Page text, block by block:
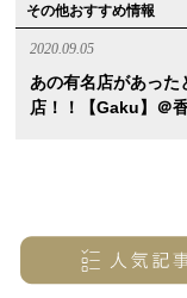
その他おすすめ情報
2020.09.05
あの有名店があった
店！！【Gaku】＠